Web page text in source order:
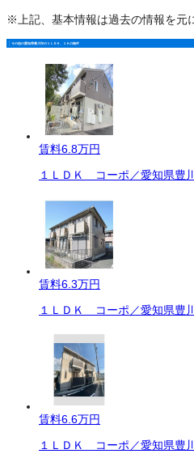
※上記、基本情報は過去の情報を元
その他の愛知県豊川市の１ＬＤＫ、１Ｋの物件
賃料6.8万円
１ＬＤＫ コーポ／愛知県豊
賃料6.3万円
１ＬＤＫ コーポ／愛知県豊
賃料6.6万円
１ＬＤＫ コーポ／愛知県豊